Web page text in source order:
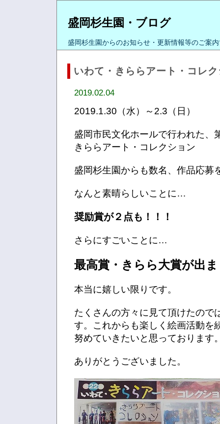
盛岡杉生園・ブログ
盛岡杉生園からのお知らせ・更新情報等のご案
いわて・きららアート・コレ
2019.02.04
2019.1.30（水）～2.3（日）
盛岡市民文化ホールで行われた
きららアート・コレクション
盛岡杉生園からも数名、作品応募
なんと素晴らしいことに…
奨励賞が２点も！！！
さらにすごいことに…
最高賞・きらら大賞が出
本当に嬉しい限りです。
たくさんの方々に見て頂けたので
す。これからも楽しく絵画活動を
努めていきたいと思っております
ありがとうございました。